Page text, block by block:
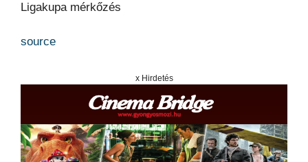
Ligakupa mérkőzés
source
x Hirdetés